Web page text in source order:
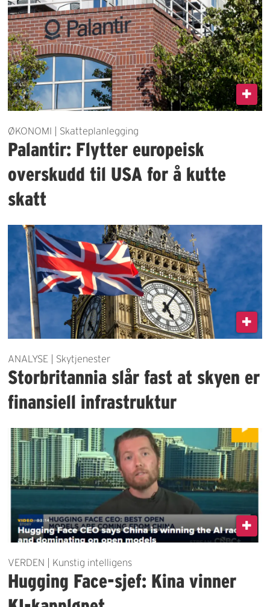
ØKONOMI | Skatteplanlegging
Palantir: Flytter europeisk
overskudd til USA for å kutte
skatt
ANALYSE | Skytjenester
Storbritannia slår fast at skyen er
finansiell infrastruktur
VERDEN | Kunstig intelligens
Hugging Face-sjef: Kina vinner